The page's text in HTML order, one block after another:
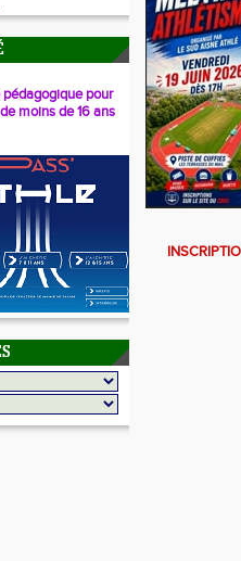
pour
moins de 16 ans